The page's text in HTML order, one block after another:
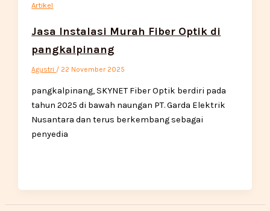
Artikel
Jasa Instalasi Murah Fiber Optik di
pangkalpinang
Agustri / 22 November 2025
pangkalpinang, SKYNET Fiber Optik berdiri pada
tahun 2025 di bawah naungan PT. Garda Elektrik
Nusantara dan terus berkembang sebagai
penyedia